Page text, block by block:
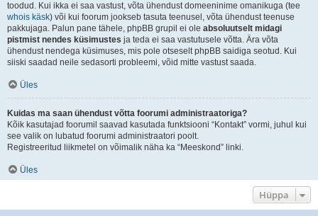
toodud. Kui ikka ei saa vastust, võta ühendust domeeninime omanikuga (tee
whois käsk) või kui foorum jookseb tasuta teenusel, võta ühendust teenuse
pakkujaga. Palun pane tähele, phpBB grupil ei ole absoluutselt midagi
pistmist nendes küsimustes ja teda ei saa vastutusele võtta. Ära võta
ühendust nendega küsimuses, mis pole otseselt phpBB saidiga seotud. Kui
siiski saadad neile sedasorti probleemi, võid mitte vastust saada.
Üles
Kuidas ma saan ühendust võtta foorumi administraatoriga?
Kõik kasutajad foorumil saavad kasutada funktsiooni “Kontakt” vormi, juhul kui
see valik on lubatud foorumi administraatori poolt.
Registreeritud liikmetel on võimalik näha ka “Meeskond” linki.
Üles
Hüppa